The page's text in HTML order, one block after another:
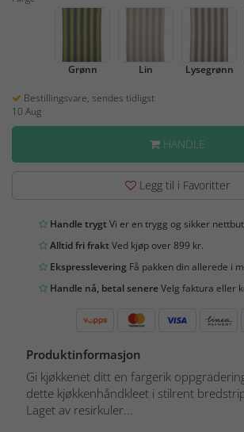
Grønn Lin Lysegrønn
Bestillingsvare, sendes tidligst
10 Aug
HANDLE
Legg til i Favoritter
Handle trygtVi er en trygg og sikker
Alltid fri fraktVed kjøp over 899 kr.
Ekspresslevering Få pakken din allerede i
Handle nå, betal senereVelg faktura eller
Produktinformasjon
Gi kjøkkenet ditt en fargerik
dette kjøkkenhåndkleet i stilrent
Laget av resirkuler...